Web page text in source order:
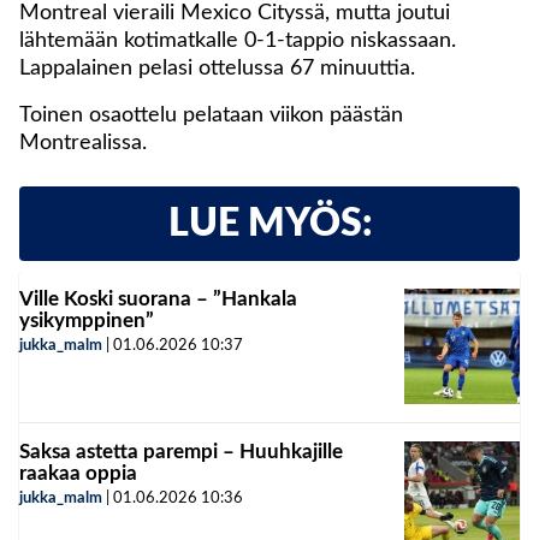
Montreal vieraili Mexico Cityssä, mutta joutui
lähtemään kotimatkalle 0-1-tappio niskassaan.
Lappalainen pelasi ottelussa 67 minuuttia.
Toinen osaottelu pelataan viikon päästän
Montrealissa.
LUE MYÖS:
Ville Koski suorana – ”Hankala
ysikymppinen”
jukka_malm 01.06.2026 10:37
Saksa astetta parempi – Huuhkajille
raakaa oppia
jukka_malm 01.06.2026 10:36